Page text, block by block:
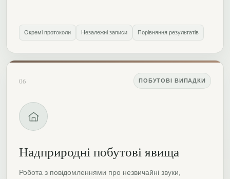
Окремі протоколи Незалежні записи Порівняння результатів
06 ПОБУТОВІ ВИПАДКИ
Надприродні побутові явища
Робота з повідомленнями про незвичайні звуки,